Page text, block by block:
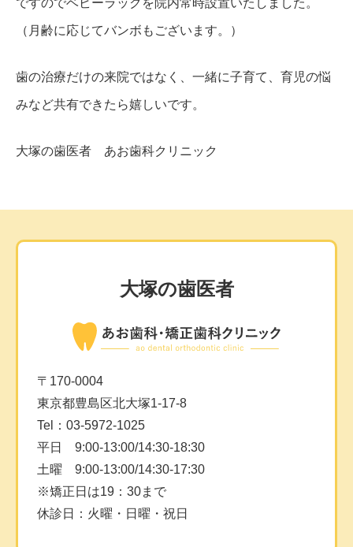
ですのでベビーラックを院内常時設置いたしました。
（月齢に応じてバンボもございます。）
歯の治療だけの来院ではなく、一緒に子育て、育児の悩
みなど共有できたら嬉しいです。
大塚の歯医者 あお歯科クリニック
大塚の歯医者
〒170-0004
東京都豊島区北大塚1-17-8
Tel：03-5972-1025
平日 9:00-13:00/14:30-18:30
土曜 9:00-13:00/14:30-17:30
※矯正日は19：30まで
休診日：火曜・日曜・祝日